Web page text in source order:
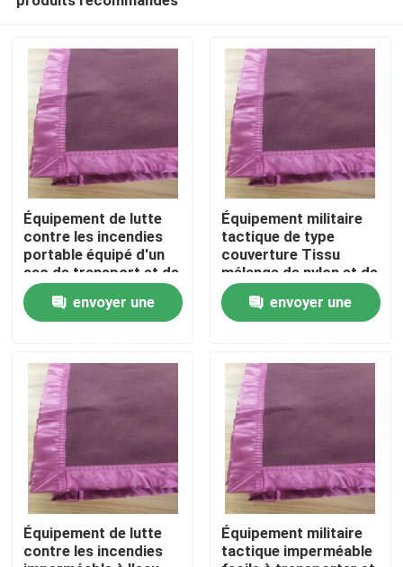
À la maison
Produits
Vidéos
Équipement de lutte
contre les incendies
portable équipé d'un
sac de transport et de
poches internes en
option envoyer une
Équipement militaire
tactique de type
couverture Tissu
mélange de nylon et de
coton revêtement
amovible pour un
nettoyage facile
envoyer une
Équipement de lutte
contre les incendies
Équipement militaire
tactique imperméable